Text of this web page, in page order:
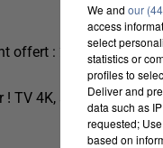
offert : 20 euros
TV 4K, aspirateur
We and our
access
select
statistics or
profiles to
Deliver and
data such as
requested;
based on